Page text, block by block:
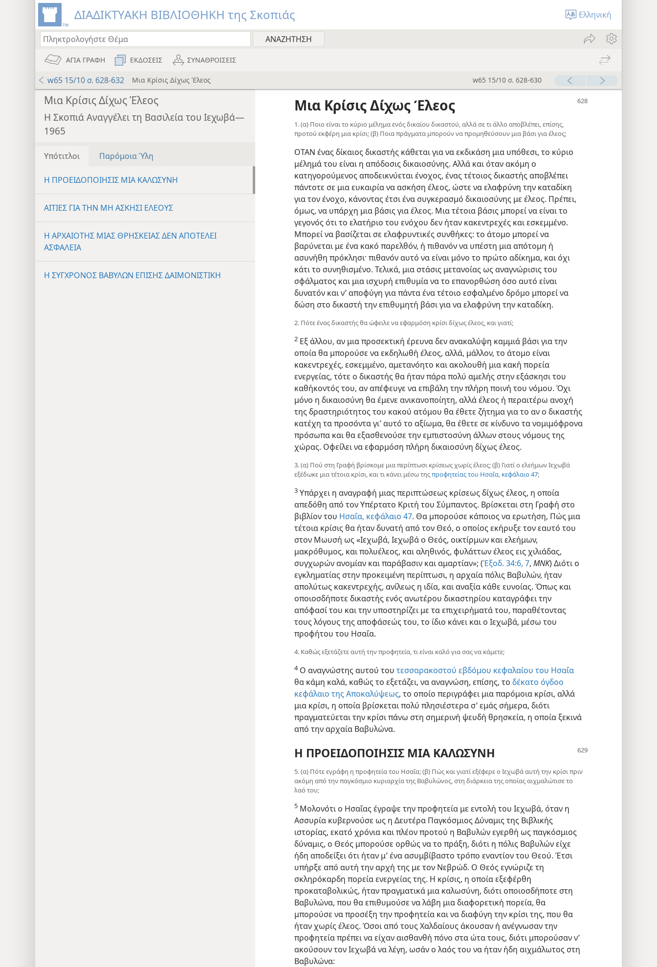
ΔΙΑΔΙΚΤΥΑΚΗ ΒΙΒΛΙΟΘΗΚΗ της Σκοπιάς Ελληνική
ΑΓΙΑ ΓΡΑΦΗ ΕΚΔΟΣΕΙΣ ΣΥΝΑΘΡΟΙΣΕΙΣ
w65 15/10 σ. 628-632 Μια Κρίσις Δίχως Έλεος w65 15/10 σ. 628-630
Μια Κρίσις Δίχως Έλεος
Η Σκοπιά Αναγγέλει τη Βασιλεία του Ιεχωβά—
1965
Υπότιτλοι Παρόμοια Ύλη
Η ΠΡΟΕΙΔΟΠΟΙΗΣΙΣ ΜΙΑ ΚΑΛΩΣΥΝΗ
ΑΙΤΙΕΣ ΓΙΑ ΤΗΝ ΜΗ ΑΣΚΗΣΙ ΕΛΕΟΥΣ
Η ΑΡΧΑΙΟΤΗΣ ΜΙΑΣ ΘΡΗΣΚΕΙΑΣ ΔΕΝ ΑΠΟΤΕΛΕΙ
ΑΣΦΑΛΕΙΑ
Η ΣΥΓΧΡΟΝΟΣ ΒΑΒΥΛΩΝ ΕΠΙΣΗΣ ΔΑΙΜΟΝΙΣΤΙΚΗ
Μια Κρίσις Δίχως Έλεος
1. (α) Ποιο είναι το κύριο μέλημα ενός δικαίου δικαστού, αλλά σε τι άλλο αποβλέπει, επίσης,
προτού εκφέρη μια κρίσι; (β) Ποια πράγματα μπορούν να προμηθεύσουν μια βάσι για έλεος;
ΟΤΑΝ ένας δίκαιος δικαστής κάθεται για να εκδικάση μια υπόθεσι, το κύριο
μέλημά του είναι η απόδοσις δικαιοσύνης. Αλλά και όταν ακόμη ο
κατηγορούμενος αποδεικνύεται ένοχος, ένας τέτοιος δικαστής αποβλέπει
πάντοτε σε μια ευκαιρία να ασκήση έλεος, ώστε να ελαφρύνη την καταδίκη
για τον ένοχο, κάνοντας έτσι ένα συγκερασμό δικαιοσύνης με έλεος. Πρέπει,
όμως, να υπάρχη μια βάσις για έλεος. Μια τέτοια βάσις μπορεί να είναι το
γεγονός ότι το ελατήριο του ενόχου δεν ήταν κακεντρεχές και εσκεμμένο.
Μπορεί να βασίζεται σε ελαφρυντικές συνθήκες: το άτομο μπορεί να
βαρύνεται με ένα κακό παρελθόν, ή πιθανόν να υπέστη μια απότομη ή
ασυνήθη πρόκλησι· πιθανόν αυτό να είναι μόνο το πρώτο αδίκημα, και όχι
κάτι το συνηθισμένο. Τελικά, μια στάσις μετανοίας ως αναγνώρισις του
σφάλματος και μια ισχυρή επιθυμία να το επανορθώση όσο αυτό είναι
δυνατόν και ν’ αποφύγη για πάντα ένα τέτοιο εσφαλμένο δρόμο μπορεί να
δώση στο δικαστή την επιθυμητή βάσι για να ελαφρύνη την καταδίκη.
2. Πότε ένας δικαστής θα ώφειλε να εφαρμόση κρίσι δίχως έλεος, και γιατί;
2 Εξ άλλου, αν μια προσεκτική έρευνα δεν ανακαλύψη καμμιά βάσι για την
οποία θα μπορούσε να εκδηλωθή έλεος, αλλά, μάλλον, το άτομο είναι
κακεντρεχές, εσκεμμένο, αμετανόητο και ακολουθή μια κακή πορεία
ενεργείας, τότε ο δικαστής θα ήταν πάρα πολύ αμελής στην εξάσκησι του
καθήκοντός του, αν απέφευγε να επιβάλη την πλήρη ποινή του νόμου. Όχι
μόνο η δικαιοσύνη θα έμενε ανικανοποίητη, αλλά έλεος ή περαιτέρω ανοχή
της δραστηριότητος του κακού ατόμου θα έθετε ζήτημα για το αν ο δικαστής
κατέχη τα προσόντα γι’ αυτό το αξίωμα, θα έθετε σε κίνδυνο τα νομιμόφρονα
πρόσωπα και θα εξασθενούσε την εμπιστοσύνη άλλων στους νόμους της
χώρας. Οφείλει να εφαρμόση πλήρη δικαιοσύνη δίχως έλεος.
3. (α) Πού στη Γραφή βρίσκομε μια περίπτωσι κρίσεως χωρίς έλεος; (β) Γιατί ο ελεήμων Ιεχωβά
εξέδωκε μια τέτοια κρίσι, και τι κάνει μέσω τηςπροφητείας του Ησαΐα, κεφάλαιο 47;
3 Υπάρχει η αναγραφή μιας περιπτώσεως κρίσεως δίχως έλεος, η οποία
απεδόθη από τον Υπέρτατο Κριτή του Σύμπαντος. Βρίσκεται στη Γραφή στο
βιβλίον του Ησαΐα, κεφάλαιο 47. Θα μπορούσε κάποιος να ερωτήση, Πώς μια
τέτοια κρίσις θα ήταν δυνατή από τον Θεό, ο οποίος εκήρυξε τον εαυτό του
στον Μωυσή ως «Ιεχωβά, Ιεχωβά ο Θεός, οικτίρμων και ελεήμων,
μακρόθυμος, και πολυέλεος, και αληθινός, φυλάττων έλεος εις χιλιάδας,
συγχωρών ανομίαν και παράβασιν και αμαρτίαν»; (Έξοδ. 34:6, 7, ΜΝΚ) Διότι ο
εγκληματίας στην προκειμένη περίπτωσι, η αρχαία πόλις Βαβυλών, ήταν
απολύτως κακεντρεχής, ανίλεως η ιδία, και αναξία κάθε ευνοίας. Όπως και
οποιοσδήποτε δικαστής ενός ανωτέρου δικαστηρίου καταγράφει την
απόφασί του και την υποστηρίζει με τα επιχειρήματά του, παραθέτοντας
τους λόγους της αποφάσεώς του, το ίδιο κάνει και ο Ιεχωβά, μέσω του
προφήτου του Ησαΐα.
4. Καθώς εξετάζετε αυτή την προφητεία, τι είναι καλό για σας να κάμετε;
4Ο αναγνώστης αυτού του τεσσαρακοστού εβδόμου κεφαλαίου του Ησαΐα
θα κάμη καλά, καθώς το εξετάζει, να αναγνώση, επίσης, το δέκατο όγδοο
κεφάλαιο της Αποκαλύψεως, το οποίο περιγράφει μια παρόμοια κρίσι, αλλά
μια κρίσι, η οποία βρίσκεται πολύ πλησιέστερα σ’ εμάς σήμερα, διότι
πραγματεύεται την κρίσι πάνω στη σημερινή ψευδή θρησκεία, η οποία ξεκινά
από την αρχαία Βαβυλώνα.
Η ΠΡΟΕΙΔΟΠΟΙΗΣΙΣ ΜΙΑ ΚΑΛΩΣΥΝΗ
5. (α) Πότε εγράφη η προφητεία του Ησαΐα; (β) Πώς και γιατί εξέφερε ο Ιεχωβά αυτή την κρίσι πριν
ακόμη από την παγκόσμιο κυριαρχία της Βαβυλώνος, στη διάρκεια της οποίας αιχμαλώτισε το
λαό του;
5 Μολονότι ο Ησαΐας έγραψε την προφητεία με εντολή του Ιεχωβά, όταν η
Ασσυρία κυβερνούσε ως η Δευτέρα Παγκόσμιος Δύναμις της Βιβλικής
ιστορίας, εκατό χρόνια και πλέον προτού η Βαβυλών εγερθή ως παγκόσμιος
δύναμις, ο Θεός μπορούσε ορθώς να το πράξη, διότι η πόλις Βαβυλών είχε
ήδη αποδείξει ότι ήταν μ’ ένα ασυμβίβαστο τρόπο εναντίον του Θεού. Έτσι
υπήρξε από αυτή την αρχή της με τον Νεβρώδ. Ο Θεός εγνώριζε τη
σκληρόκαρδη πορεία ενεργείας της. Η κρίσις, η οποία εξεφέρθη
προκαταβολικώς, ήταν πραγματικά μια καλωσύνη, διότι οποιοσδήποτε στη
Βαβυλώνα, που θα επιθυμούσε να λάβη μια διαφορετική πορεία, θα
μπορούσε να προσέξη την προφητεία και να διαφύγη την κρίσι της, που θα
ήταν χωρίς έλεος. Όσοι από τους Χαλδαίους άκουσαν ή ανέγνωσαν την
προφητεία πρέπει να είχαν αισθανθή πόνο στα ώτα τους, διότι μπορούσαν ν’
ακούσουν τον Ιεχωβά να λέγη, ωσάν ο λαός του να ήταν ήδη αιχμάλωτος στη
Βαβυλώνα: